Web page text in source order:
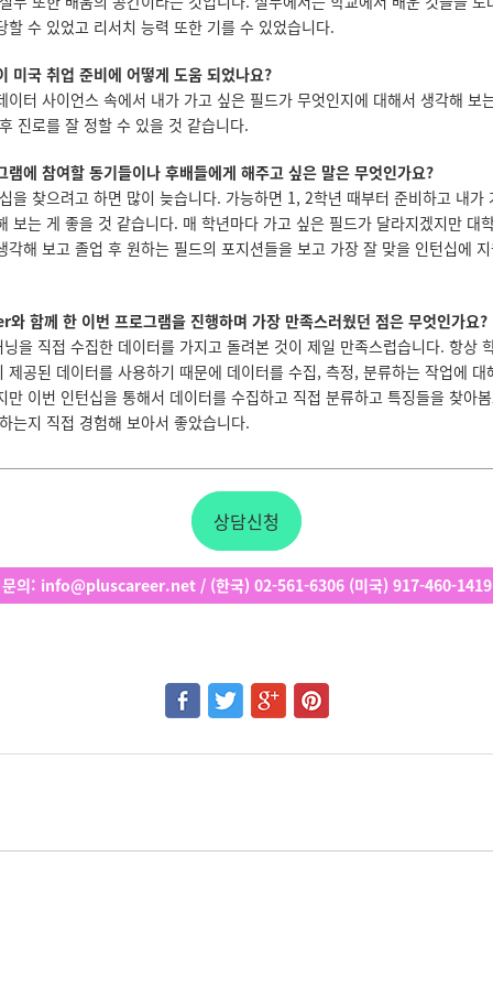
할 수 있었고 리서치 능력 또한 기를 수 있었습니다.
미국 취업 준비에 어떻게 도움 되었나요?
이터 사이언스 속에서 내가 가고 싶은 필드가 무엇인지에 대해서 생각해 보
진로를 잘 정할 수 있을 것 같습니다.
램에 참여할 동기들이나 후배들에게 해주고 싶은 말은 무엇인가요?
을 찾으려고 하면 많이 늦습니다. 가능하면 1, 2학년 때부터 준비하고 내가
보는 게 좋을 것 같습니다. 매 학년마다 가고 싶은 필드가 달라지겠지만 대
각해 보고 졸업 후 원하는 필드의 포지션들을 보고 가장 잘 맞을 인턴십에
함께 한 이번 프로그램을 진행하며 가장 만족스러웠던 점은 무엇인가요?
을 직접 수집한 데이터를 가지고 돌려본 것이 제일 만족스럽습니다. 항상
제공된 데이터를 사용하기 때문에 데이터를 수집, 측정, 분류하는 작업에 대
만 이번 인턴십을 통해서 데이터를 수집하고 직접 분류하고 특징들을 찾아
는지 직접 경험해 보아서 좋았습니다.
상담신청
문의: info@pluscareer.net / (한국) 02-561-6306 (미국) 917-460-1419